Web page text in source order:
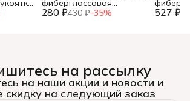
280 ₽430 ₽−35%
фиберглассовая
рукоятка, (шт.) 527 ₽
на рассылку
на наши акции и новости и
скидку на следующий заказ